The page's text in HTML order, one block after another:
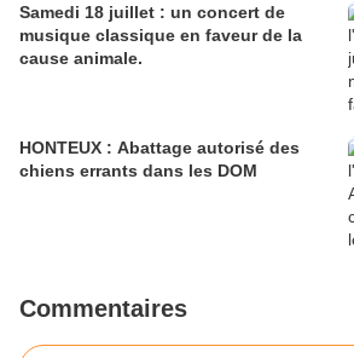
Samedi 18 juillet : un concert de
musique classique en faveur de la
cause animale.
HONTEUX : Abattage autorisé des
chiens errants dans les DOM
Commentaires